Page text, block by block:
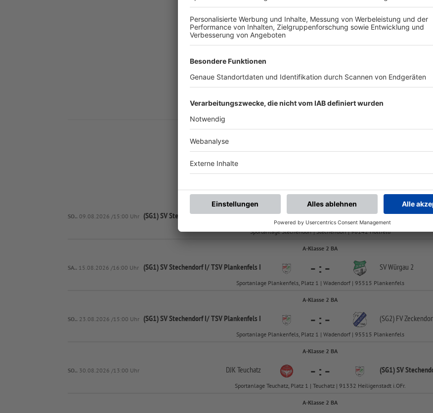
ALLE NEWS
Nächste Spiele Letzte Spiele Kompletter Spielplan
SO.. 09.08.2026 /15:00 Uhr (SG1) SV Stechendorf I/TSV Plankenfels I -:- SG Stadelhofen
Sportanlage Stechendorf | Stechendorf | 96142 Hollfeld
A-Klasse 2 BA
SA.. 15.08.2026 /16:00 Uhr (SG1) SV Stechendorf I/TSV Plankenfels I - : - SV Würgau 2
Sportanlage Plankenfels, Platz 1 | Wadendorf | 95515 Plankenfels
A-Klasse 2 BA
SO.. 23.08.2026 /15:00 Uhr (SG1) SV Stechendorf I/TSV Plankenfels I - : - (SG2) FV
Sportanlage Plankenfels, Platz 1 | Wadendorf | 95515 Plankenfels
A-Klasse 2 BA
SO.. 30.08.2026 /13:00 Uhr DJK Teuchatz - : - (SG1) SV
Sportanlage Teuchatz, Platz 1 | Teuchatz | 91332 Heiligenstadt i.OFr.
A-Klasse 2 BA